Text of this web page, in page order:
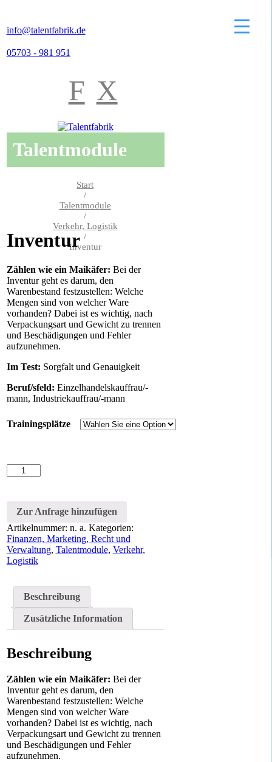
info@talentfabrik.de
05703 - 981 951
F X
Talentmodule
Start
/
Talentmodule
/
Verkehr, Logistik
/
Inventur
Inventur
Zählen wie ein Maikäfer: Bei der
Inventur geht es darum, den
Warenbestand festzustellen: Welche
Mengen sind von welcher Ware
vorhanden? Dabei ist es wichtig, nach
Verpackungsart und Gewicht zu trennen
und Beschädigungen und Fehler
aufzunehmen.
Im Test: Sorgfalt und Genauigkeit
Beruf/sfeld: Einzelhandelskauffrau/-
mann, Industriekauffrau/-mann
Trainingsplätze
Inventur
Menge
Zur Anfrage hinzufügen
Artikelnummer: n. a. Kategorien:
Finanzen, Marketing, Recht und
Verwaltung, Talentmodule, Verkehr,
Logistik
Beschreibung
Zusätzliche Information
Beschreibung
Zählen wie ein Maikäfer: Bei der
Inventur geht es darum, den
Warenbestand festzustellen: Welche
Mengen sind von welcher Ware
vorhanden? Dabei ist es wichtig, nach
Verpackungsart und Gewicht zu trennen
und Beschädigungen und Fehler
aufzunehmen.